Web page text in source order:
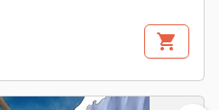
shopping_cart